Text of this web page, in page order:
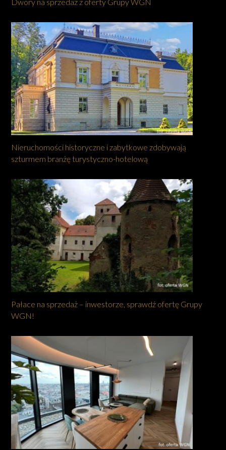
Nieruchomości historyczne i zabytkowe zdobywają
szturmem branżę turystyczno-hotelową
Pałace na sprzedaż – inwestorze, sprawdź ofertę Grupy
WGN!